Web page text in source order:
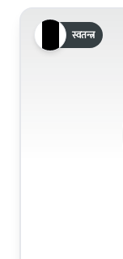
स्वतन्त्र